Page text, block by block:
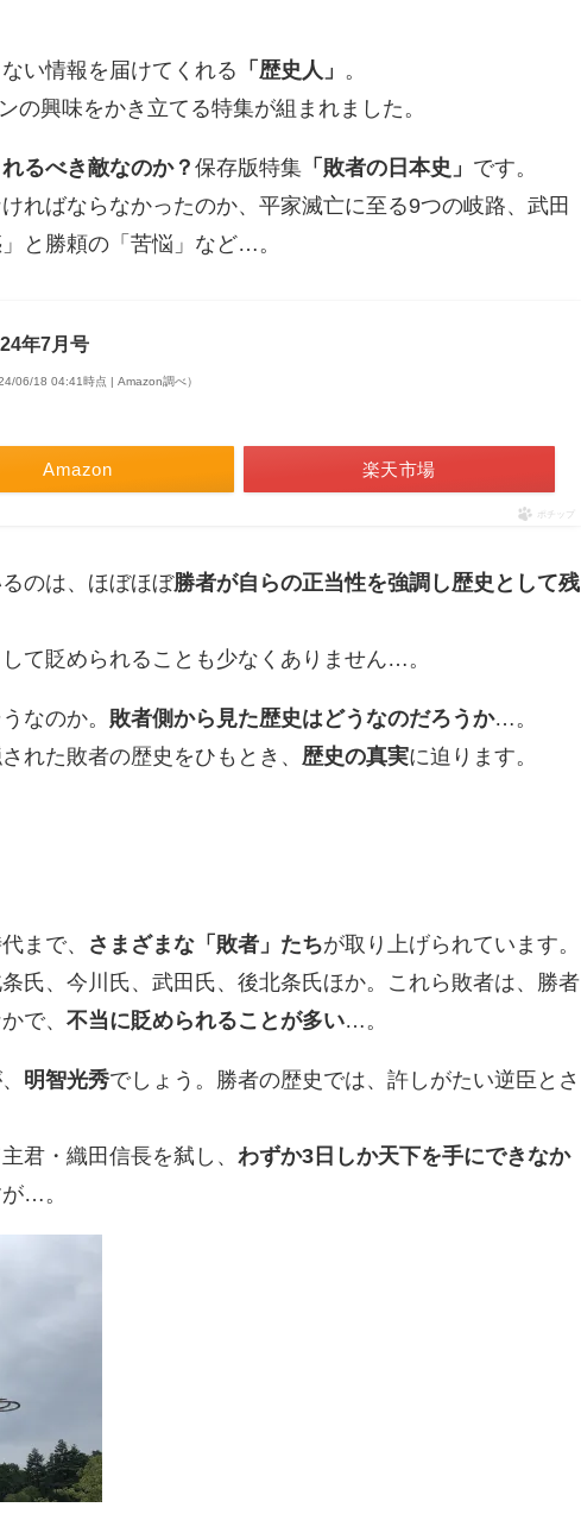
い情報を届けてくれる 「歴史人」
の興味をかき立てる特集が組まれました。
るべき敵なのか？保存版特集 「敗者の日本史」 です。
ればならなかったのか、平家滅亡に至る9つの岐路、武田
と勝頼の「苦悩」など…。
年7月号
06/18 04:41時点 | Amazon調べ）
Amazon 楽天市場
ポチップ
のは、ほぼほぼ勝者が自らの正当性を強調し歴史として残
て貶められることも少なくありません…。
なのか。 敗者側から見た歴史はどうなのだろうか…。
れた敗者の歴史をひもとき、 歴史の真実に迫ります。
まで、 さまざまな「敗者」たちが取り上げられています。
氏、今川氏、武田氏、後北条氏ほか。これら敗者は、勝者
で、不当に貶められることが多い
明智光秀でしょう。勝者の歴史では、許しがたい逆臣とさ
君・織田信長を弑し、 わずか3日しか天下を手にできなか
…。